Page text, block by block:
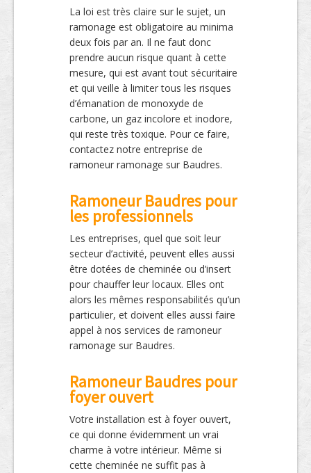
La loi est très claire sur le sujet, un
ramonage est obligatoire au minima
deux fois par an. Il ne faut donc
prendre aucun risque quant à cette
mesure, qui est avant tout sécuritaire
et qui veille à limiter tous les risques
d’émanation de monoxyde de
carbone, un gaz incolore et inodore,
qui reste très toxique. Pour ce faire,
contactez notre entreprise de
ramoneur ramonage sur Baudres.
Ramoneur Baudres pour
les professionnels
Les entreprises, quel que soit leur
secteur d’activité, peuvent elles aussi
être dotées de cheminée ou d’insert
pour chauffer leur locaux. Elles ont
alors les mêmes responsabilités qu’un
particulier, et doivent elles aussi faire
appel à nos services de ramoneur
ramonage sur Baudres.
Ramoneur Baudres pour
foyer ouvert
Votre installation est à foyer ouvert,
ce qui donne évidemment un vrai
charme à votre intérieur. Même si
cette cheminée ne suffit pas à